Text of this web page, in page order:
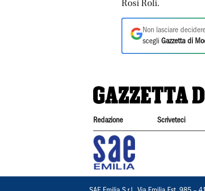
Rosi Roli.
Non lasciare
scegli Gazzetta di
Redazione Scriveteci